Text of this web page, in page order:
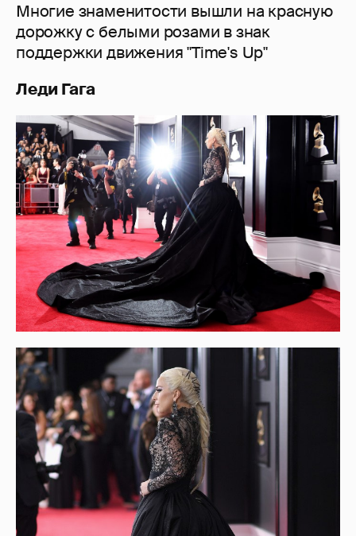
Многие знаменитости вышли на красную
дорожку с белыми розами в знак
поддержки движения "Time's Up"
Леди Гага